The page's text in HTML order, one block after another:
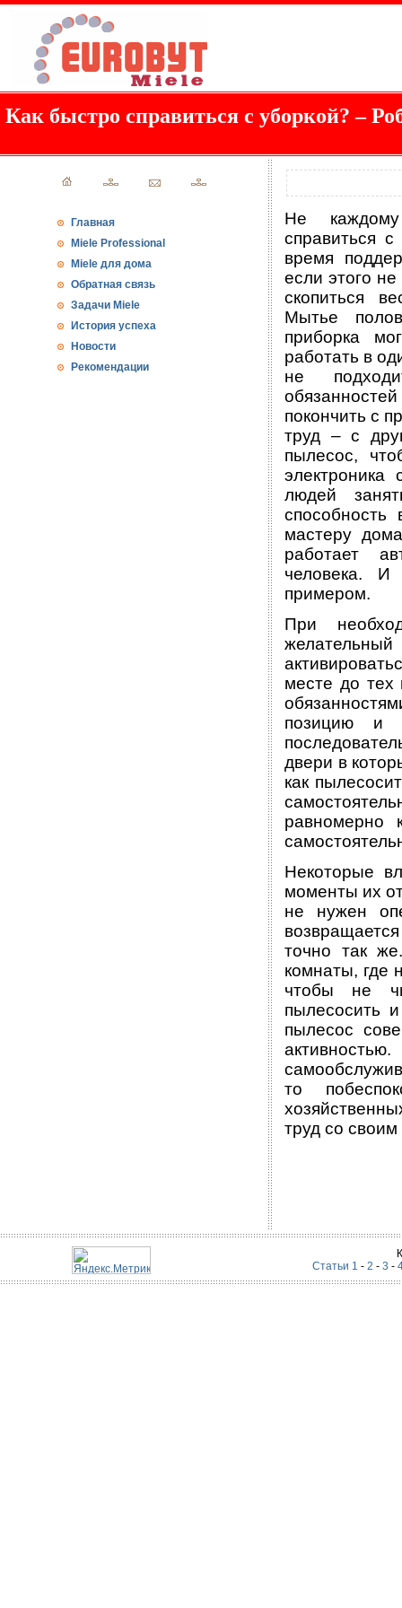
Как быстро справиться с уборкой? –
Главная
Miele Professional
Miele для дома
Обратная связь
Задачи Miele
История успеха
Новости
Рекомендации
Не
справиться
время
если этого
скопиться
Мытье
приборка
работать в
не
покончить с
труд – с
пылесос,
людей
мастеру
работает
человека.
примером.
При
месте до тех
позицию и
двери в
как
равномерно
Некоторые
моменты их
не нужен
точно так
комнаты, где
чтобы не
пылесосить
пылесос
то
труд со
Статьи 1 - 2 - 3 -